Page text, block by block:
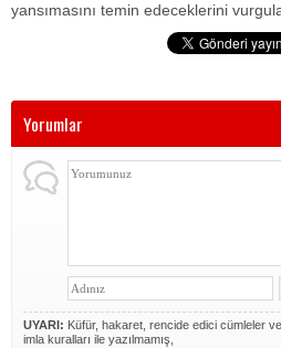
yansımasını temin edeceklerini
Yorumlar
UYARI: Küfür, hakaret, rencide edici cümleler
imla kuralları ile yazılmamış,